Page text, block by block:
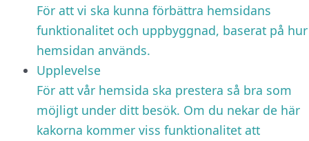
För att vi ska kunna förbättra hemsidans
funktionalitet och uppbyggnad, baserat på hur
hemsidan används.
Upplevelse
För att vår hemsida ska prestera så bra som
möjligt under ditt besök. Om du nekar de här
kakorna kommer viss funktionalitet att